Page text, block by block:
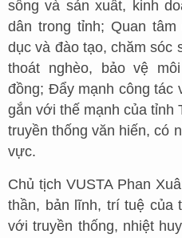
sống và sản xuất, kinh
dân trong tỉnh; Quan
dục và đào tạo, chăm sóc
thoát nghèo, bảo vệ
đồng; Đẩy mạnh công tác
gắn với thế mạnh của tỉnh
truyền thống văn hiến, có
vực.
Chủ tịch VUSTA Phan
thần, bản lĩnh, trí tuệ của
với truyền thống, nhiệt